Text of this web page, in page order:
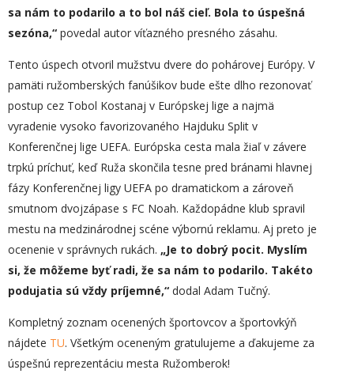
sa nám to podarilo a to bol náš cieľ. Bola to úspešná
sezóna,“ povedal autor víťazného presného zásahu.
Tento úspech otvoril mužstvu dvere do pohárovej Európy. V
pamäti ružomberských fanúšikov bude ešte dlho rezonovať
postup cez Tobol Kostanaj v Európskej lige a najmä
vyradenie vysoko favorizovaného Hajduku Split v
Konferenčnej lige UEFA. Európska cesta mala žiaľ v závere
trpkú príchuť, keď Ruža skončila tesne pred bránami hlavnej
fázy Konferenčnej ligy UEFA po dramatickom a zároveň
smutnom dvojzápase s FC Noah. Každopádne klub spravil
mestu na medzinárodnej scéne výbornú reklamu. Aj preto je
ocenenie v správnych rukách. „Je to dobrý pocit. Myslím
si, že môžeme byť radi, že sa nám to podarilo. Takéto
podujatia sú vždy príjemné,“ dodal Adam Tučný.
Kompletný zoznam ocenených športovcov a športovkýň
nájdete TU. Všetkým oceneným gratulujeme a ďakujeme za
úspešnú reprezentáciu mesta Ružomberok!